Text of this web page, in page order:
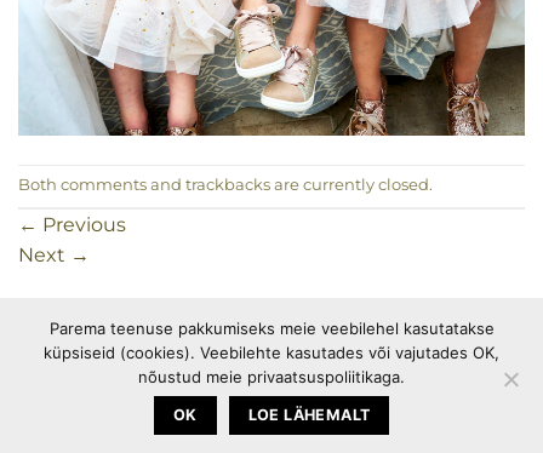
Both comments and trackbacks are currently closed.
← Previous
Next →
PEOTARBED OSTUINFO
PRIVAATSUSPOLIITIKA
KÜPSISEPOLIITIKA
Copyright 2026 ©Happymania
Parema teenuse pakkumiseks meie veebilehel kasutatakse
küpsiseid (cookies). Veebilehte kasutades või vajutades OK,
nõustud meie privaatsuspoliitikaga.
OK LOE LÄHEMALT